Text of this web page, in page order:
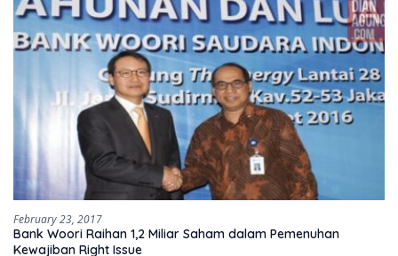
February 23, 2017
Bank Woori Raihan 1,2 Miliar Saham dalam Pemenuhan
Kewajiban Right Issue